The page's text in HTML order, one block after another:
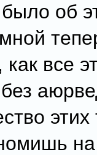
об
как все
этих